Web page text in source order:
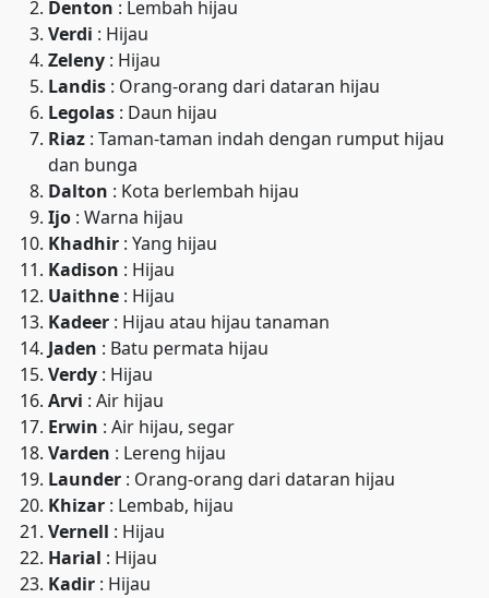
Denton : Lembah hijau
Verdi : Hijau
Zeleny : Hijau
Landis : Orang-orang dari dataran hijau
Legolas : Daun hijau
Riaz : Taman-taman indah dengan rumput hijau
dan bunga
Dalton : Kota berlembah hijau
Ijo : Warna hijau
Khadhir : Yang hijau
Kadison : Hijau
Uaithne : Hijau
Kadeer : Hijau atau hijau tanaman
Jaden : Batu permata hijau
Verdy : Hijau
Arvi : Air hijau
Erwin : Air hijau, segar
Varden : Lereng hijau
Launder : Orang-orang dari dataran hijau
Khizar : Lembab, hijau
Vernell : Hijau
Harial : Hijau
Kadir : Hijau